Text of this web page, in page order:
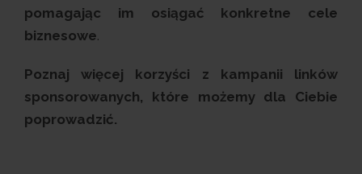
pomagając im osiągać konkretne cele
biznesowe.
Poznaj więcej korzyści z kampanii linków
sponsorowanych, które możemy dla Ciebie
poprowadzić.